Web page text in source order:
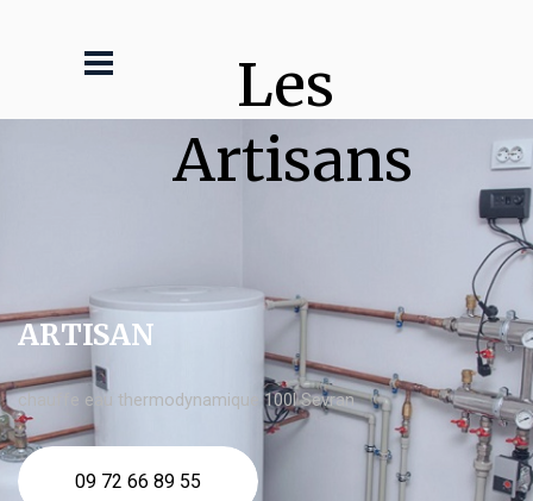
Les
Artisans
ARTISAN
chauffe eau thermodynamique 100l Sevran
09 72 66 89 55